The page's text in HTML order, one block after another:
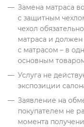
Замена матраса
с защитным
чехол
матраса и
с матрасом – в
основным
Услуга не
экспозиции
Заявление на
покупателем не
момента